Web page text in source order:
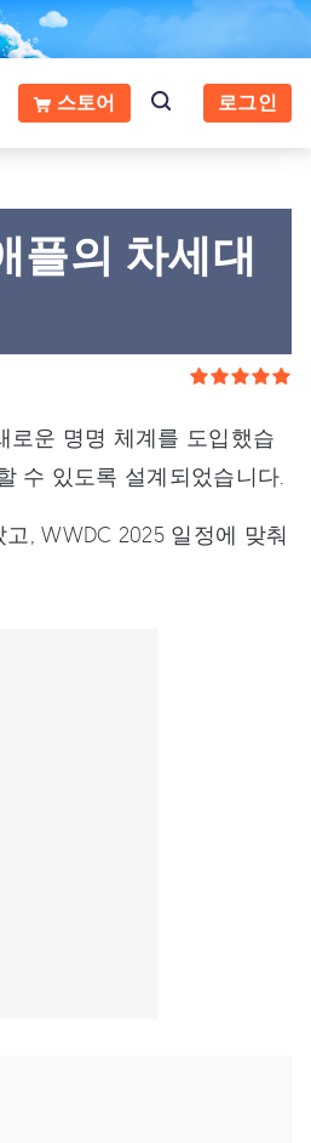
스토어 로그인
플의 차세대
로운 명명 체계를 도입했습
수 있도록 설계되었습니다.
, WWDC 2025 일정에 맞춰